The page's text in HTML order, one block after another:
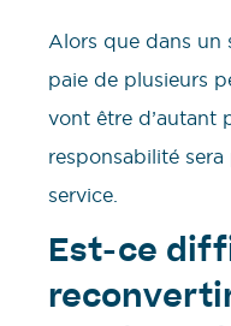
Alors que dans un
paie de plusieurs
vont être d’autant
responsabilité
service.
Est-ce